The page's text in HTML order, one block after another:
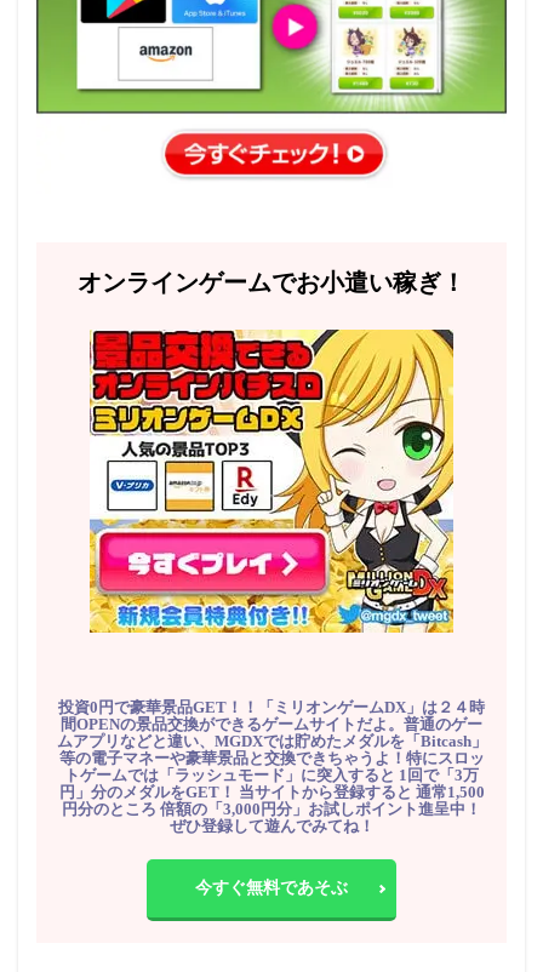
オンラインゲームでお小遣い稼ぎ！
投資0円で豪華景品GET！！「ミリオンゲームDX」は２４時
間OPENの景品交換ができるゲームサイトだよ。普通のゲー
ムアプリなどと違い、MGDXでは貯めたメダルを「Bitcash」
等の電子マネーや豪華景品と交換できちゃうよ！特にスロッ
トゲームでは「ラッシュモード」に突入すると 1回で「3万
円」分のメダルをGET！ 当サイトから登録すると 通常1,500
円分のところ 倍額の「3,000円分」お試しポイント進呈中！
ぜひ登録して遊んでみてね！
今すぐ無料であそぶ